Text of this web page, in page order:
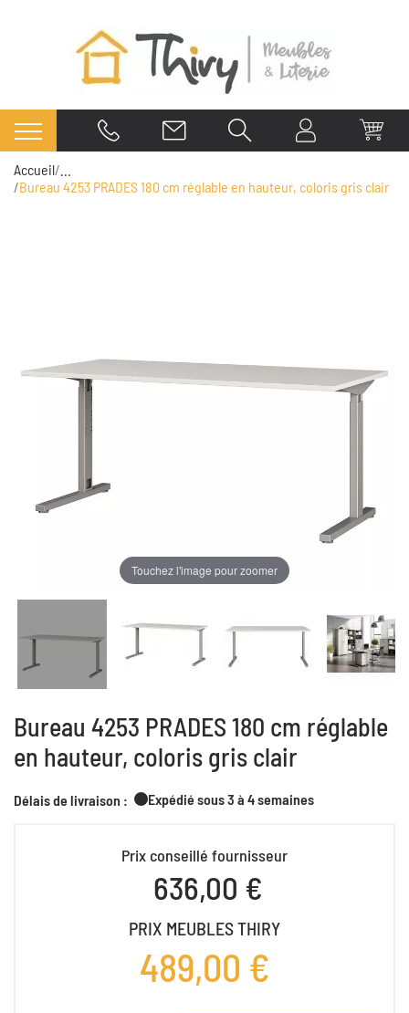
Accueil
Bureau 4253 PRADES 180 cm réglable en hauteur, coloris gris clair
Touchez l'image pour zoomer
Bureau 4253 PRADES 180 cm réglable
en hauteur, coloris gris clair
Délais de livraison : Expédié sous 3 à 4 semaines
Prix conseillé fournisseur
636,00 €
PRIX MEUBLES THIRY
489,00 €